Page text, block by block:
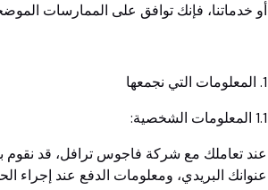
أو خدماتنا، فإنك توافق على الممارسات
1. المعلومات التي نجمعها
1.1 المعلومات الشخصية:
عند تعاملك مع شركة فاجوس ترافل، قد نقوم
عنوانك البريدي، ومعلومات الدفع عند